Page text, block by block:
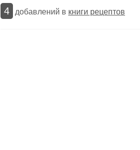
4 добавлений в книги рецептов